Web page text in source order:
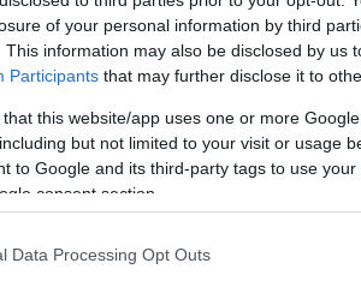
of your personal information by third
This information may also be disclosed by us
Participants that may further disclose it to
that this website/app uses one or more
but not limited to your visit or usage
to Google and its third-party tags to use
consent section.
Data Processing Opt Outs
€45 (αδέλφια στο ίδιο
Τζαμουράνη
ετών) είναι απαραίτητη και στις